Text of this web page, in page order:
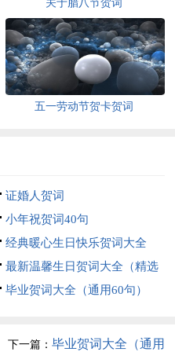
关于腊八节贺词
五一劳动节贺卡贺词
证婚人贺词
小年祝贺词40句
经典暖心生日快乐贺词大全
（通用200句）
最新温馨生日贺词大全（精选
100句）
毕业贺词大全（通用60句）
下一篇： 毕业贺词大全（通用